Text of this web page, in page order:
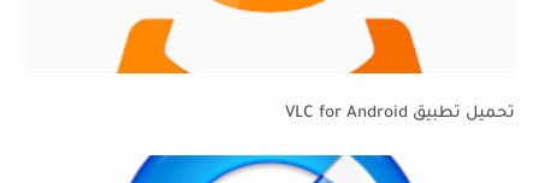
تحميل تطبيق VLC for Android